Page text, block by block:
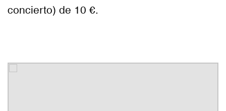
concierto) de 10 €.